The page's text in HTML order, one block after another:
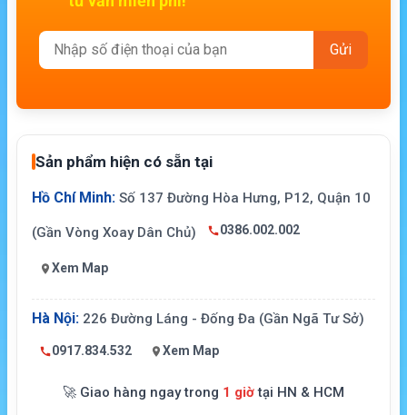
Sản phẩm hiện có sẵn tại
Hồ Chí Minh: Số 137 Đường Hòa Hưng, P12, Quận 10
(Gần Vòng Xoay Dân Chủ) 0386.002.002
Xem Map
Hà Nội: 226 Đường Láng - Đống Đa (Gần Ngã Tư Sở)
0917.834.532 Xem Map
🚀 Giao hàng ngay trong 1 giờtại HN & HCM